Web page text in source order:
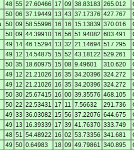
48 55 27.60466 17 09 38.83183 265.012
50 06 37.19449 13 43 37.17376 427.767
50 09 58.55996 16 16 15.13839 370.016
50 09 44.39910 16 56 51.94082 603.491
49 14 46.15294 13 32 21.14694 517.295
49 12 14.54875 15 52 43.18122 529.261
50 35 18.60975 15 08 9.49601 310.620
49 12 21.21026 16 35 34.20396 324.272
49 12 21.21026 16 35 34.20396 324.272
50 30 25.67415 16 00 39.35576 468.105
50 22 22.53431 17 11 7.56632 291.736
49 33 36.03082 15 56 37.22076 644.675
49 13 16.39339 17 39 41.76370 333.749
48 51 54.48922 16 02 53.73356 341.681
49 50 0.64983 18 09 49.79861 340.895